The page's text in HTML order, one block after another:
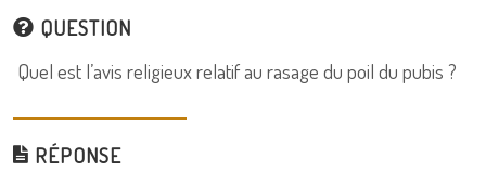
QUESTION
Quel est l’avis religieux relatif au rasage du poil du pubis ?
RÉPONSE